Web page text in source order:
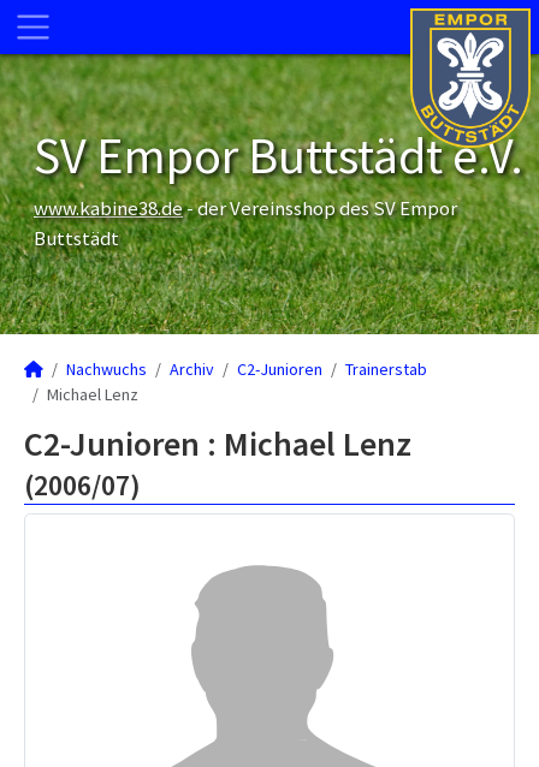
SV Empor Buttstädt e.V.
www.kabine38.de- der Vereinsshop des SV Empor
Buttstädt
Nachwuchs Archiv C2-Junioren
Trainerstab
Michael Lenz
C2-Junioren : Michael Lenz
(2006/07)